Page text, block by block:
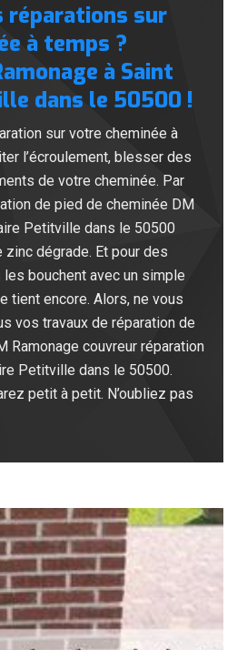
réparations sur
à temps ?
à Saint
dans le 50500 !
sur votre cheminée à
l’écroulement, blesser des
de votre cheminée. Par
de pied de cheminée DM
Petitville dans le 50500
dégrade. Et pour des
bouchent avec un simple
tient encore. Alors, ne vous
vos travaux de réparation de
Ramonage couvreur réparation
Petitville dans le 50500.
petit à petit. N’oubliez pas